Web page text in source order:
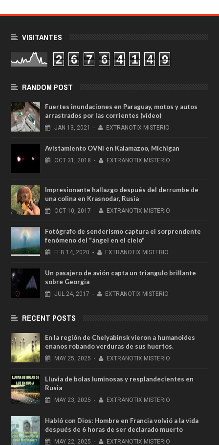
VISITANTES
2 6 7 6 4 1 4 9
RANDOM POST
Fuertes inundaciones en Paraguay, motos y autos
arrastrados por las corrientes (vídeo)
JAN 13, 2021 - EXTRANOTIX MISTERIO
Avistamiento OVNI en Kalamazoo, Michigan
OCT 31, 2018 - EXTRANOTIX MISTERIO
Impresionante hallazgo después del derrumbe de
una colina en Krasnodar, Rusia
OCT 10, 2017 - EXTRANOTIX MISTERIO
Fotógrafo de senderismo captura el sorprendente
fenómeno del "ángel en el cielo"
FEB 14, 2020 - EXTRANOTIX MISTERIO
Un pasajero de avión capta un triangulo brillante
sobre Georgia
JUL 24, 2017 - EXTRANOTIX MISTERIO
RECENT POSTS
En la región de Chelyabinsk vieron a humanoides
enanos robando verduras de sus huertos.
MAY 25, 2025 - EXTRANOTIX MISTERIO
Lluvia de bolas luminosas y resplandecientes en
Rusia
MAY 23, 2025 - EXTRANOTIX MISTERIO
Habló con Dios: Hombre en Francia volvió a la vida
después de 6 horas de ser declarado muerto
MAY 22, 2025 - EXTRANOTIX MISTERIO